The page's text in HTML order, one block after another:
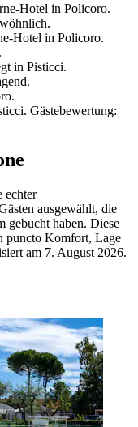
Hotel in Policoro.
Hotel in Policoro.
in Pisticci.
Gästebewertung:
echter
ausgewählt, die
gebucht haben. Diese
puncto Komfort, Lage
am 7. August 2026.